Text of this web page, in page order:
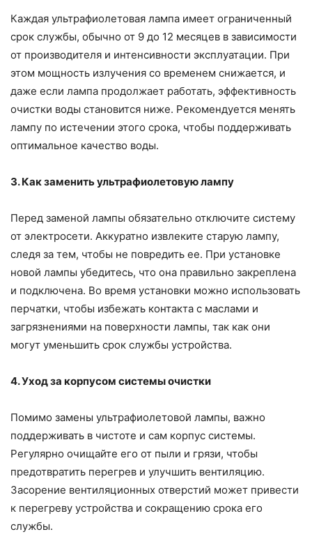
Каждая ультрафиолетовая лампа имеет ограниченный
срок службы, обычно от 9 до 12 месяцев в зависимости
от производителя и интенсивности эксплуатации. При
этом мощность излучения со временем снижается, и
даже если лампа продолжает работать, эффективность
очистки воды становится ниже. Рекомендуется менять
лампу по истечении этого срока, чтобы поддерживать
оптимальное качество воды.
3. Как заменить ультрафиолетовую лампу
Перед заменой лампы обязательно отключите систему
от электросети. Аккуратно извлеките старую лампу,
следя за тем, чтобы не повредить ее. При установке
новой лампы убедитесь, что она правильно закреплена
и подключена. Во время установки можно использовать
перчатки, чтобы избежать контакта с маслами и
загрязнениями на поверхности лампы, так как они
могут уменьшить срок службы устройства.
4. Уход за корпусом системы очистки
Помимо замены ультрафиолетовой лампы, важно
поддерживать в чистоте и сам корпус системы.
Регулярно очищайте его от пыли и грязи, чтобы
предотвратить перегрев и улучшить вентиляцию.
Засорение вентиляционных отверстий может привести
к перегреву устройства и сокращению срока его
службы.